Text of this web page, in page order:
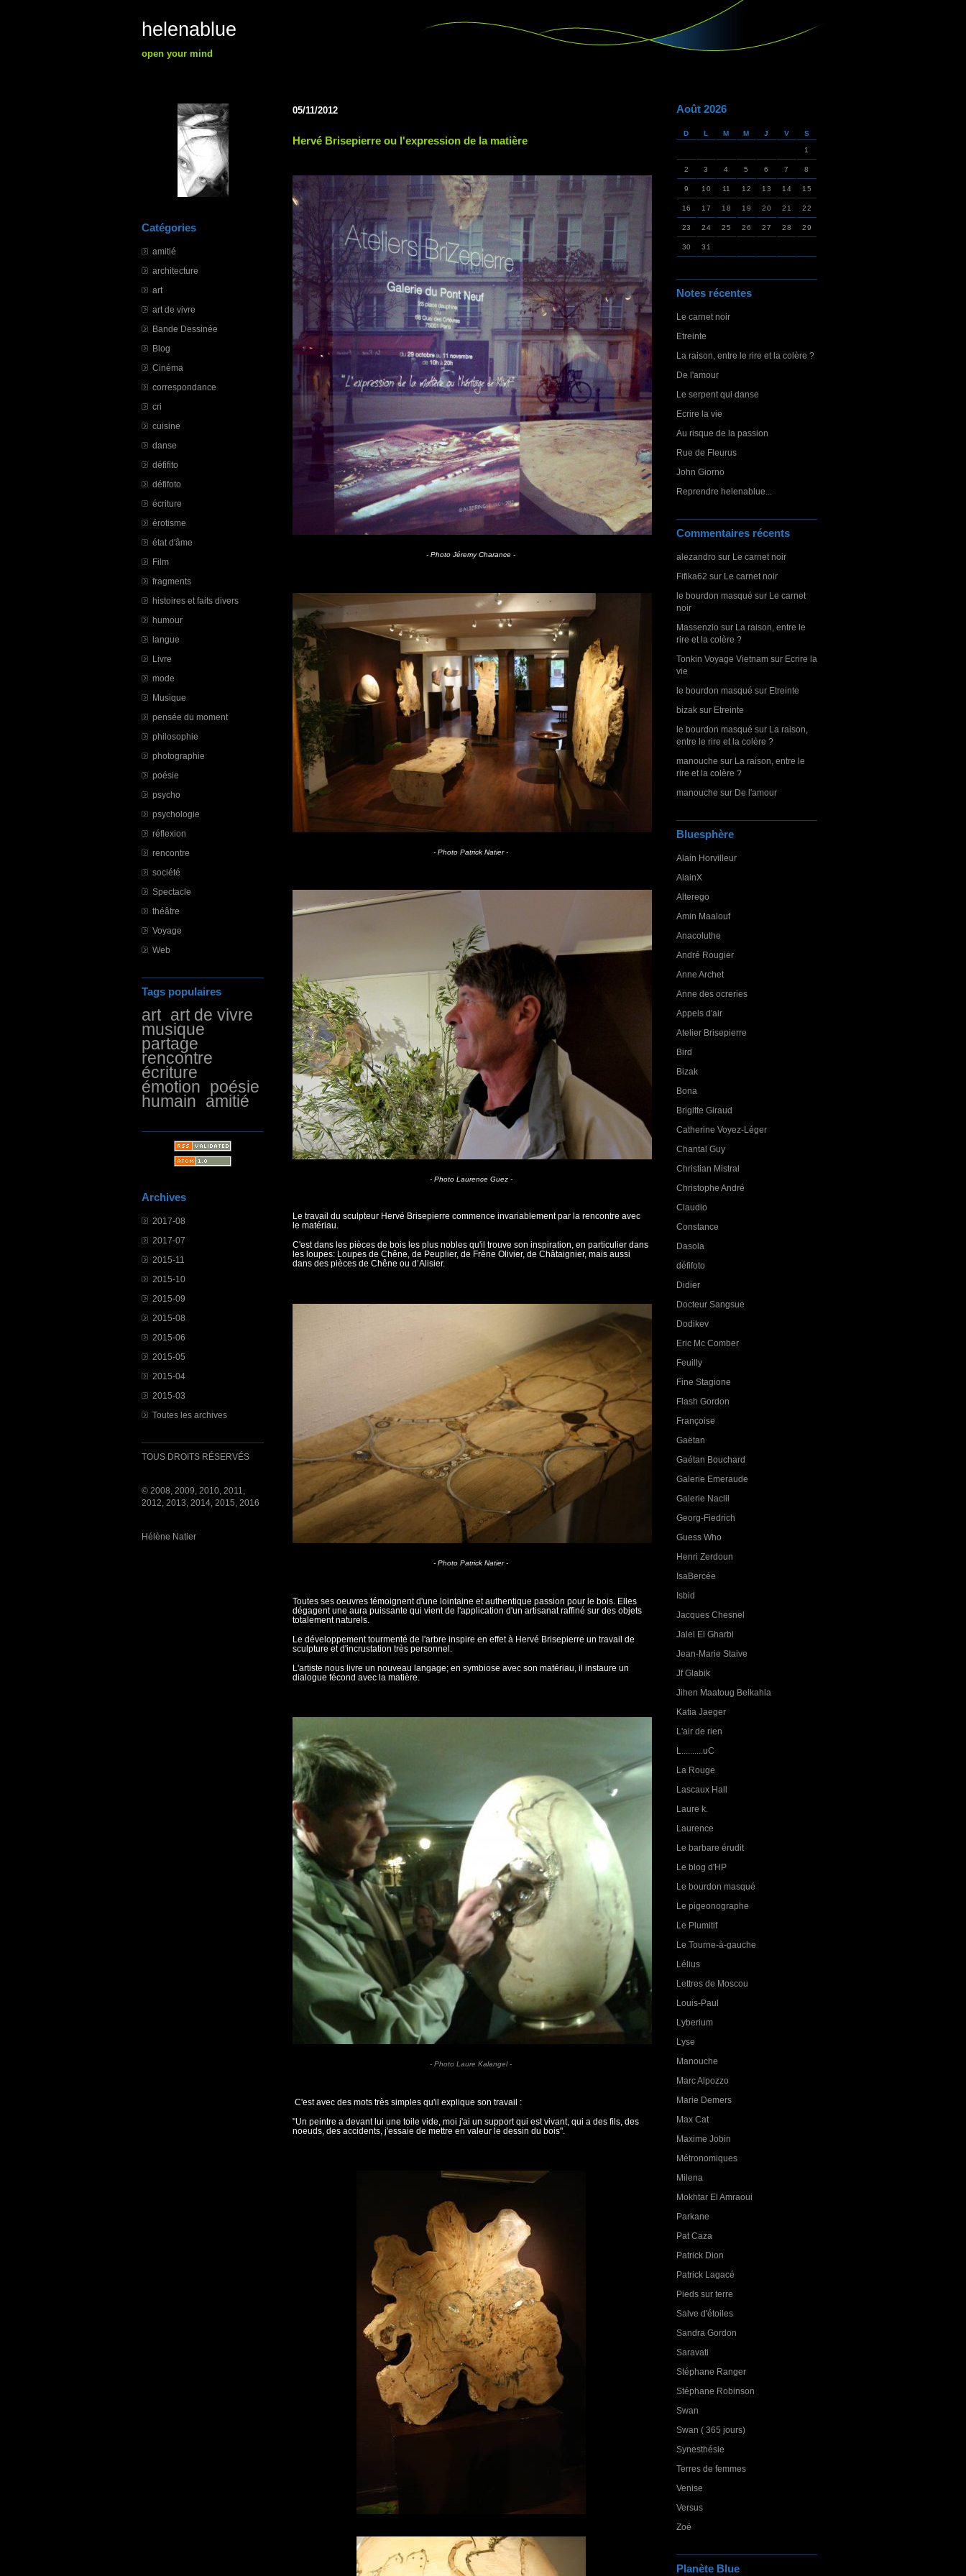
helenablue
open your mind
Catégories
amitié
architecture
art
art de vivre
Bande Dessinée
Blog
Cinéma
correspondance
cri
cuisine
danse
défifito
défifoto
écriture
érotisme
état d'âme
Film
fragments
histoires et faits divers
humour
langue
Livre
mode
Musique
pensée du moment
philosophie
photographie
poésie
psycho
psychologie
réflexion
rencontre
société
Spectacle
théâtre
Voyage
Web
Tags populaires
art art de vivre
musique
partage
rencontre
écriture
émotion poésie
humain amitié
Archives
2017-08
2017-07
2015-11
2015-10
2015-09
2015-08
2015-06
2015-05
2015-04
2015-03
Toutes les archives
TOUS DROITS RÉSERVÉS
© 2008, 2009, 2010, 2011,
2012, 2013, 2014, 2015, 2016
Hélène Natier
Août 2026
D L M M J V S
1
2 3 4 5 6 7 8
9 10 11 12 13 14 15
16 17 18 19 20 21 22
23 24 25 26 27 28 29
30 31
Notes récentes
Le carnet noir
Etreinte
La raison, entre le rire et la colère ?
De l'amour
Le serpent qui danse
Ecrire la vie
Au risque de la passion
Rue de Fleurus
John Giorno
Reprendre helenablue...
Commentaires récents
alezandro sur Le carnet noir
Fifika62 sur Le carnet noir
le bourdon masqué sur Le carnet
noir
Massenzio sur La raison, entre le
rire et la colère ?
Tonkin Voyage Vietnam sur Ecrire la
vie
le bourdon masqué sur Etreinte
bizak sur Etreinte
le bourdon masqué sur La raison,
entre le rire et la colère ?
manouche sur La raison, entre le
rire et la colère ?
manouche sur De l'amour
Bluesphère
Alain Horvilleur
AlainX
Alterego
Amin Maalouf
Anacoluthe
André Rougier
Anne Archet
Anne des ocreries
Appels d'air
Atelier Brisepierre
Bird
Bizak
Bona
Brigitte Giraud
Catherine Voyez-Léger
Chantal Guy
Christian Mistral
Christophe André
Claudio
Constance
Dasola
défifoto
Didier
Docteur Sangsue
Dodikev
Eric Mc Comber
Feuilly
Fine Stagione
Flash Gordon
Françoise
Gaëtan
Gaétan Bouchard
Galerie Emeraude
Galerie Naclil
Georg-Fiedrich
Guess Who
Henri Zerdoun
IsaBercée
Isbid
Jacques Chesnel
Jalel El Gharbi
Jean-Marie Staive
Jf Glabik
Jihen Maatoug Belkahla
Katia Jaeger
L'air de rien
L..........uC
La Rouge
Lascaux Hall
Laure k.
Laurence
Le barbare érudit
Le blog d'HP
Le bourdon masqué
Le pigeonographe
Le Plumitif
Le Tourne-à-gauche
Lélius
Lettres de Moscou
Louis-Paul
Lyberium
Lyse
Manouche
Marc Alpozzo
Marie Demers
Max Cat
Maxime Jobin
Métronomiques
Milena
Mokhtar El Amraoui
Parkane
Pat Caza
Patrick Dion
Patrick Lagacé
Pieds sur terre
Salve d'étoiles
Sandra Gordon
Saravati
Stéphane Ranger
Stéphane Robinson
Swan
Swan ( 365 jours)
Synesthésie
Terres de femmes
Venise
Versus
Zoé
Planète Blue
05/11/2012
Hervé Brisepierre ou l'expression de la matière
- Photo Jéremy Charance -
- Photo Patrick Natier -
- Photo Laurence Guez -
Le travail du sculpteur Hervé Brisepierre commence invariablement par la rencontre avec
le matériau.
C'est dans les pièces de bois les plus nobles qu'il trouve son inspiration, en particulier dans
les loupes: Loupes de Chêne, de Peuplier, de Frêne Olivier, de Châtaignier, mais aussi
dans des pièces de Chêne ou d’Alisier.
- Photo Patrick Natier -
Toutes ses oeuvres témoignent d'une lointaine et authentique passion pour le bois. Elles
dégagent une aura puissante qui vient de l'application d'un artisanat raffiné sur des objets
totalement naturels.
Le développement tourmenté de l'arbre inspire en effet à Hervé Brisepierre un travail de
sculpture et d'incrustation très personnel.
L'artiste nous livre un nouveau langage; en symbiose avec son matériau, il instaure un
dialogue fécond avec la matière.
- Photo Laure Kalangel -
C'est avec des mots très simples qu'il explique son travail :
"Un peintre a devant lui une toile vide, moi j'ai un support qui est vivant, qui a des fils, des
noeuds, des accidents, j'essaie de mettre en valeur le dessin du bois".